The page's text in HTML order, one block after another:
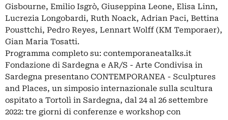
Gisbourne, Emilio Isgrò, Giuseppina Leone, Elisa Linn,
Lucrezia Longobardi, Ruth Noack, Adrian Paci, Bettina
Pousttchi, Pedro Reyes, Lennart Wolff (KM Temporaer),
Gian Maria Tosatti.
Programma completo su: contemporaneatalks.it
Fondazione di Sardegna e AR/S - Arte Condivisa in
Sardegna presentano CONTEMPORANEA - Sculptures
and Places, un simposio internazionale sulla scultura
ospitato a Tortolì in Sardegna, dal 24 al 26 settembre
2022: tre giorni di conferenze e workshop con